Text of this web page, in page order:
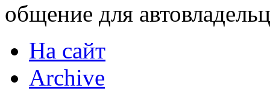
общение для
На сайт
Archive